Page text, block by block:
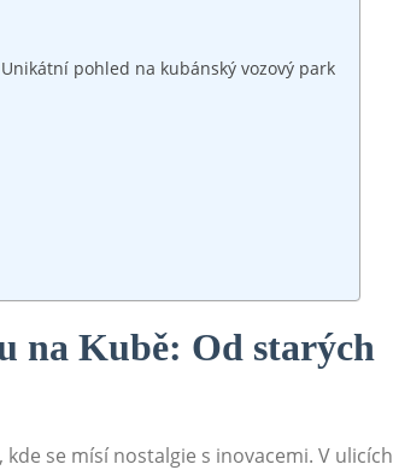
pohled na kubánský vozový⁢ park
na⁢ Kubě: ⁣Od starých
se mísí nostalgie s​ inovacemi. V ulicích